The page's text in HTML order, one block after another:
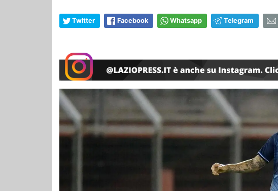
Twitter Facebook Whatsapp Telegram